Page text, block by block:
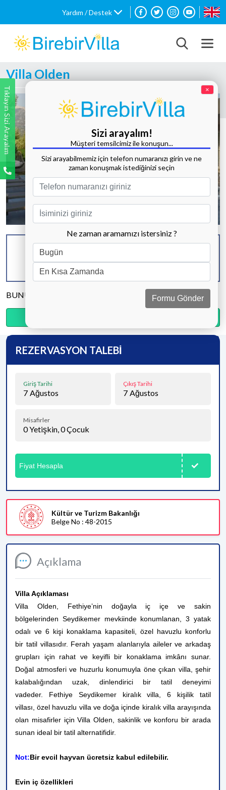
Yardım / Destek
Villa Olden
Tüm Fotoğrafları Göster
KAPASİTE
6 KİŞİ
BANYO & WC
2 ADET
YATAK ODASI
BUNU PAYLAŞ
Açıklama
Villa Açıklaması
Villa Olden, Fethiye’nin doğayla iç içe ve sakin
bölgelerinden Seydikemer mevkiinde konumlanan, 3 yatak
odalı ve 6 kişi konaklama kapasiteli, özel havuzlu konforlu
bir tatil villasıdır. Ferah yaşam alanlarıyla aileler ve arkadaş
grupları için rahat ve keyifli bir konaklama imkânı sunar.
Doğal atmosferi ve huzurlu konumuyla öne çıkan villa, şehir
kalabalığından uzak, dinlendirici bir tatil deneyimi
vadeder. Fethiye Seydikemer kiralık villa, 6 kişilik tatil
villası, özel havuzlu villa ve doğa içinde kiralık villa arayışında
olan misafirler için Villa Olden, sakinlik ve konforu bir arada
sunan ideal bir tatil alternatifidir.
Not:Bir evcil hayvan ücretsiz kabul edilebilir.
Evin iç özellikleri
REZERVASYON TALEBİ
Giriş Tarihi
7 Ağustos
Çıkış Tarihi
7 Ağustos
Misafirler
0Yetişkin,0Çocuk
Fiyat Hesapla
Kültür ve Turizm Bakanlığı
Belge No : 48-2015
Tıklayın Sizi Arayalım ×
Sizi arayalım!
Müşteri temsilcimiz ile konuşun...
Sizi arayabilmemiz için telefon numaranızı girin ve ne
zaman konuşmak istediğinizi seçin
Ne zaman aramamızı istersiniz ?
Formu Gönder